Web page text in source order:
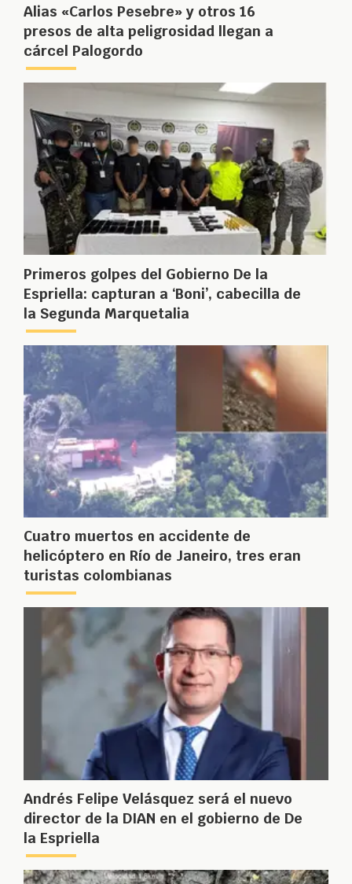
Alias «Carlos Pesebre» y otros 16
presos de alta peligrosidad llegan a
cárcel Palogordo
Primeros golpes del Gobierno De la
Espriella: capturan a ‘Boni’, cabecilla de
la Segunda Marquetalia
Cuatro muertos en accidente de
helicóptero en Río de Janeiro, tres eran
turistas colombianas
Andrés Felipe Velásquez será el nuevo
director de la DIAN en el gobierno de De
la Espriella